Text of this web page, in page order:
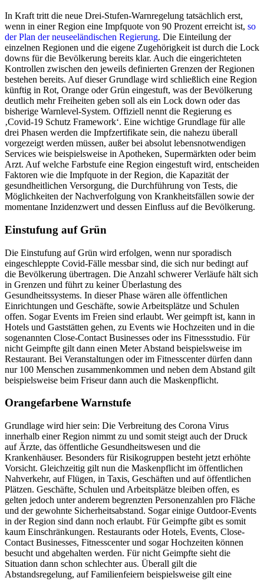
In Kraft tritt die neue Drei-Stufen-Warnregelung tatsächlich erst,
wenn in einer Region eine Impfquote von 90 Prozent erreicht ist, so
der Plan der neuseeländischen Regierung. Die Einteilung der
einzelnen Regionen und die eigene Zugehörigkeit ist durch die Lock
downs für die Bevölkerung bereits klar. Auch die eingerichteten
Kontrollen zwischen den jeweils definierten Grenzen der Regionen
bestehen bereits. Auf dieser Grundlage wird schließlich eine Region
künftig in Rot, Orange oder Grün eingestuft, was der Bevölkerung
deutlich mehr Freiheiten geben soll als ein Lock down oder das
bisherige Warnlevel-System. Offiziell nennt die Regierung es
‚Covid-19 Schutz Framework‘. Eine wichtige Grundlage für alle
drei Phasen werden die Impfzertifikate sein, die nahezu überall
vorgezeigt werden müssen, außer bei absolut lebensnotwendigen
Services wie beispielsweise in Apotheken, Supermärkten oder beim
Arzt. Auf welche Farbstufe eine Region eingestuft wird, entscheiden
Faktoren wie die Impfquote in der Region, die Kapazität der
gesundheitlichen Versorgung, die Durchführung von Tests, die
Möglichkeiten der Nachverfolgung von Krankheitsfällen sowie der
momentane Inzidenzwert und dessen Einfluss auf die Bevölkerung.
Einstufung auf Grün
Die Einstufung auf Grün wird erfolgen, wenn nur sporadisch
eingeschleppte Covid-Fälle messbar sind, die sich nur bedingt auf
die Bevölkerung übertragen. Die Anzahl schwerer Verläufe hält sich
in Grenzen und führt zu keiner Überlastung des
Gesundheitssystems. In dieser Phase wären alle öffentlichen
Einrichtungen und Geschäfte, sowie Arbeitsplätze und Schulen
offen. Sogar Events im Freien sind erlaubt. Wer geimpft ist, kann in
Hotels und Gaststätten gehen, zu Events wie Hochzeiten und in die
sogenannten Close-Contact Businesses oder ins Fitnessstudio. Für
nicht Geimpfte gilt dann einen Meter Abstand beispielsweise im
Restaurant. Bei Veranstaltungen oder im Fitnesscenter dürfen dann
nur 100 Menschen zusammenkommen und neben dem Abstand gilt
beispielsweise beim Friseur dann auch die Maskenpflicht.
Orangefarbene Warnstufe
Grundlage wird hier sein: Die Verbreitung des Corona Virus
innerhalb einer Region nimmt zu und somit steigt auch der Druck
auf Ärzte, das öffentliche Gesundheitswesen und die
Krankenhäuser. Besonders für Risikogruppen besteht jetzt erhöhte
Vorsicht. Gleichzeitig gilt nun die Maskenpflicht im öffentlichen
Nahverkehr, auf Flügen, in Taxis, Geschäften und auf öffentlichen
Plätzen. Geschäfte, Schulen und Arbeitsplätze bleiben offen, es
gelten jedoch unter anderem begrenzten Personenzahlen pro Fläche
und der gewohnte Sicherheitsabstand. Sogar einige Outdoor-Events
in der Region sind dann noch erlaubt. Für Geimpfte gibt es somit
kaum Einschränkungen. Restaurants oder Hotels, Events, Close-
Contact Businesses, Fitnesscenter und sogar Hochzeiten können
besucht und abgehalten werden. Für nicht Geimpfte sieht die
Situation dann schon schlechter aus. Überall gilt die
Abstandsregelung, auf Familienfeiern beispielsweise gilt eine